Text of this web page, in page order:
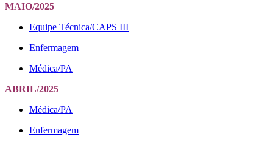
MAIO/2025
Equipe Técnica/CAPS III
Enfermagem
Médica/PA
ABRIL/2025
Médica/PA
Enfermagem